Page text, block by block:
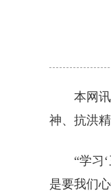
本网
神、抗洪
“学习
是要我们